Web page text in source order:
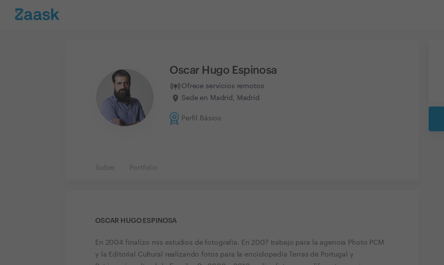
Oscar Hugo Espinosa
Ofrece servicios remotos
Sede en Madrid, Madrid
Perfil Básico
Sobre Portfolio
OSCAR HUGO ESPINOSA
En 2004 finalizo mis estudios de fotografía. En 2007 trabajo para la agencia Photo PCM
y la Editorial Cultural realizando fotos para la enciclopedia Terras de Portugal y